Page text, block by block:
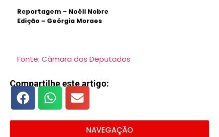
Reportagem – Noéli Nobre
Edição – Geórgia Moraes
Fonte: Câmara dos Deputados
Compartilhe este artigo:
NAVEGAÇÃO